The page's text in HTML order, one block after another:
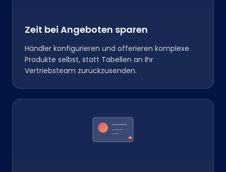
Zeit bei Angeboten sparen
Händler konfigurieren und offerieren komplexe
Produkte selbst, statt Tabellen an Ihr
Vertriebsteam zurückzusenden.